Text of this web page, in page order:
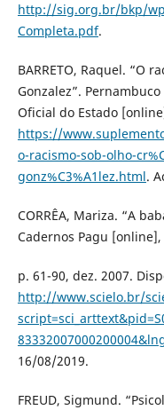
http://sig.org.br/bkp/
Completa.pdf.
BARRETO, Raquel. “O
Gonzalez”.
Oficial do Estado
https://
o-racismo-sob-olho-
gonz%C3%A1lez.html.
CORRÊA, Mariza. “A
Cadernos Pagu
p. 61-90, dez. 2007.
http://www.scielo.br/
16/08/2019.
FREUD, Sigmund.